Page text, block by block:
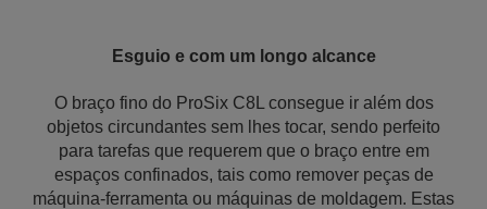
Esguio e com um longo alcance
O braço fino do ProSix C8L consegue ir além dos
objetos circundantes sem lhes tocar, sendo perfeito
para tarefas que requerem que o braço entre em
espaços confinados, tais como remover peças de
máquina-ferramenta ou máquinas de moldagem. Estas